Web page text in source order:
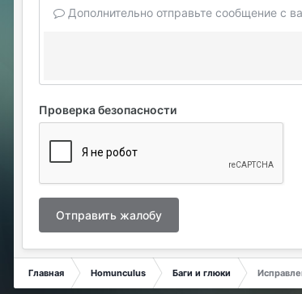
Дополнительно отправьте сообщение с
Проверка безопасности
Отправить жалобу
Главная Homunculus Баги и глюки